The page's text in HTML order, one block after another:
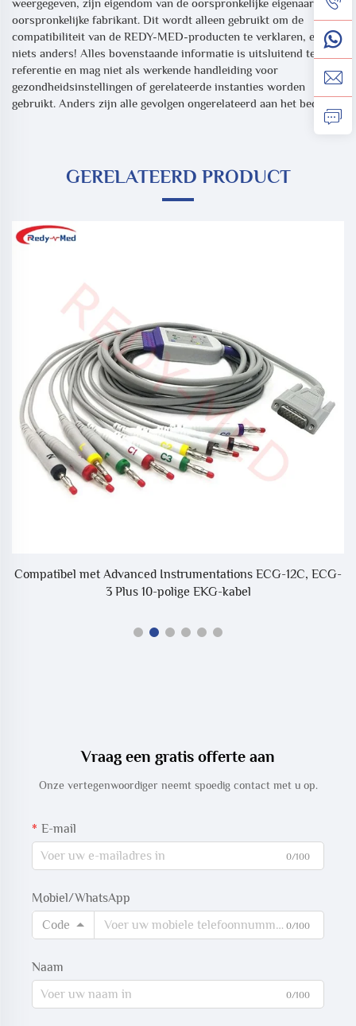
weergegeven, zijn eigendom van de oorspronkelijke eigenaar of de
oorspronkelijke fabrikant. Dit wordt alleen gebruikt om de
compatibiliteit van de REDY-MED-producten te verklaren, en
niets anders! Alles bovenstaande informatie is uitsluitend ter
referentie en mag niet als werkende handleiding voor
gezondheidsinstellingen of gerelateerde instanties worden
gebruikt. Anders zijn alle gevolgen ongerelateerd aan het bedrijf.
GERELATEERD PRODUCT
Compatibel met Advanced Instrumentations ECG-12C, ECG-
3 Plus 10-polige EKG-kabel
Vraag een gratis offerte aan
Onze vertegenwoordiger neemt spoedig contact met u op.
E-mail
0/100
Mobiel/WhatsApp
Code
0/100
Naam
0/100